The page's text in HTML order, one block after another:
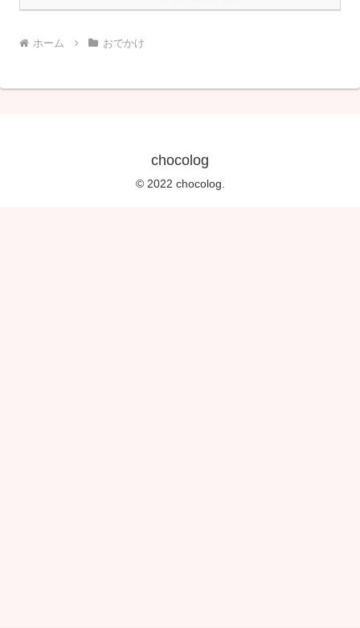
ホーム おでかけ
chocolog
© 2022 chocolog.